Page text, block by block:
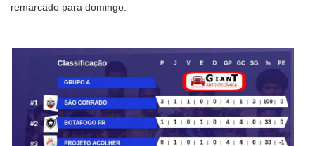
remarcado para domingo.